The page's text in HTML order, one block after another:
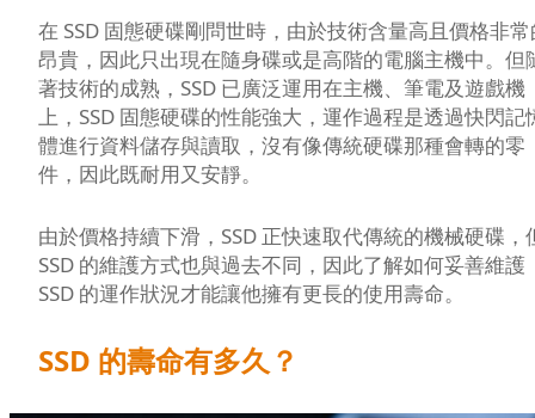
在 SSD 固態硬碟剛問世時，由於技術含量高且價格非
昂貴，因此只出現在隨身碟或是高階的電腦主機中。但
著技術的成熟，SSD 已廣泛運用在主機、筆電及遊戲機
上，SSD 固態硬碟的性能強大，運作過程是透過快閃記
體進行資料儲存與讀取，沒有像傳統硬碟那種會轉的零
件，因此既耐用又安靜。
由於價格持續下滑，SSD 正快速取代傳統的機械硬碟，
SSD 的維護方式也與過去不同，因此了解如何妥善維護
SSD 的運作狀況才能讓他擁有更長的使用壽命。
SSD 的壽命有多久？